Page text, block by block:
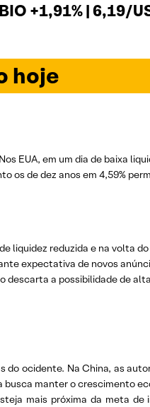
+1,91% | 6,19/
hoje
EUA, em um dia de baixa
os de dez anos em 4,59%
liquidez reduzida e na volta
expectativa de novos
descarta a possibilidade de
ocidente. Na China, as
manter o crescimento
mais próxima da meta de